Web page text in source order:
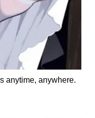
anytime, anywhere.